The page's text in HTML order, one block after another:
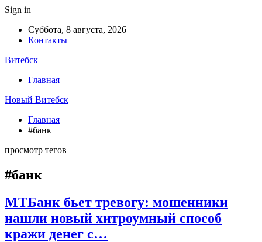
Sign in
Суббота, 8 августа, 2026
Контакты
Витебск
Главная
Новый Витебск
Главная
#банк
просмотр тегов
#банк
МТБанк бьет тревогу: мошенники
нашли новый хитроумный способ
кражи денег с…